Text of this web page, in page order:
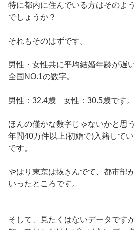
特に都内に住んでいる方はそのよ
でしょうか？
それもそのはずです。
男性・女性共に平均結婚年齢が遅
全国NO.1の数字。
男性：32.4歳 女性：30.5歳です。
ほんの僅かな数字じゃないかと思
年間40万件以上(初婚で)入籍して
です。
やはり東京は抜きんでて、都市部
いったところです。
そして、見たくはないデータです